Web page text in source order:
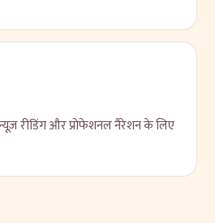
रीडिंग और प्रोफेशनल नैरेशन के लिए